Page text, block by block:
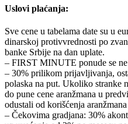
Uslovi plaćanja:
Sve cene u tabelama date su u
dinarskoj protivvrednosti po
banke Srbije na dan uplate.
– FIRST MINUTE ponude se
– 30% prilikom prijavljivanja,
polaska na put. Ukoliko stranke
do pune cene aranžmana u
odustali od korišćenja
– Čekovima gradjana: 30%